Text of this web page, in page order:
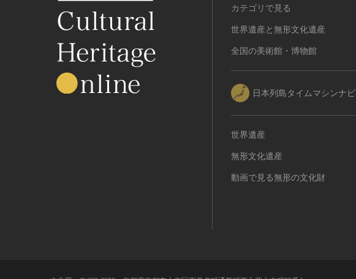
カテゴリで見る
世界遺産と無形文化遺産
全国の美術館・博物館
日本列島タイムマシンナビ
世界遺産
無形文化遺産
動画で見る無形の文化財